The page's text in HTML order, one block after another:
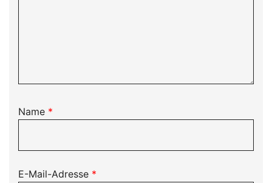
Name *
E-Mail-Adresse *